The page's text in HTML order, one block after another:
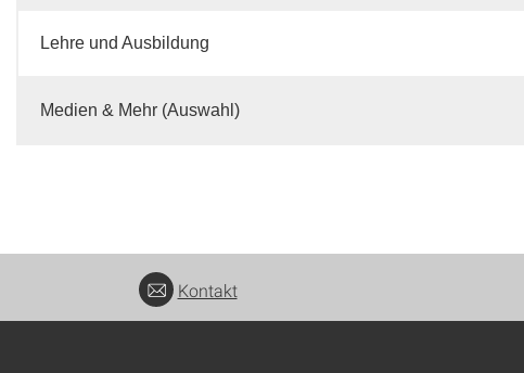
Lehre und Ausbildung
Medien & Mehr (Auswahl)
Kontakt